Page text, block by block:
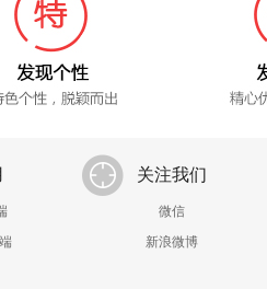
关注我们
微信
新浪微博